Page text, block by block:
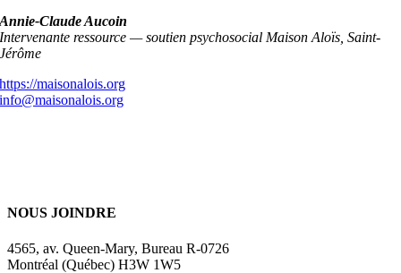
Annie-Claude Aucoin
Intervenante ressource — soutien psychosocial Maison Aloïs, Saint-
Jérôme
https://maisonalois.org
info@maisonalois.org
NOUS JOINDRE
4565, av. Queen-Mary, Bureau R-0726
Montréal (Québec) H3W 1W5